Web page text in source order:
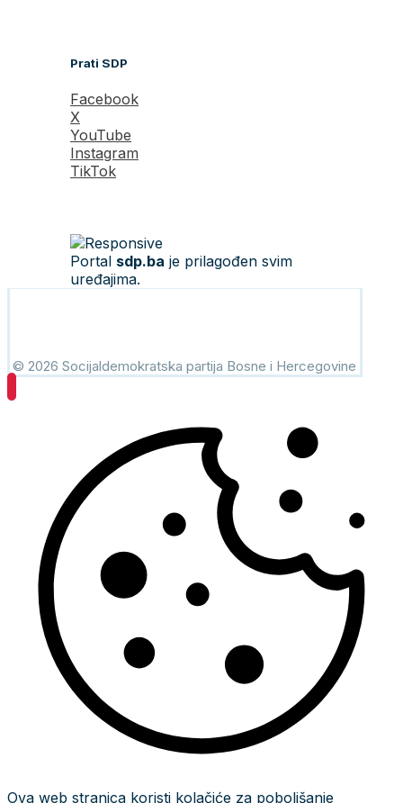
Prati SDP
Facebook
X
YouTube
Instagram
TikTok
Portal sdp.ba je prilagođen svim
uređajima.
© 2026 Socijaldemokratska partija Bosne i Hercegovine
Ova web stranica koristi kolačiće za poboljšanje